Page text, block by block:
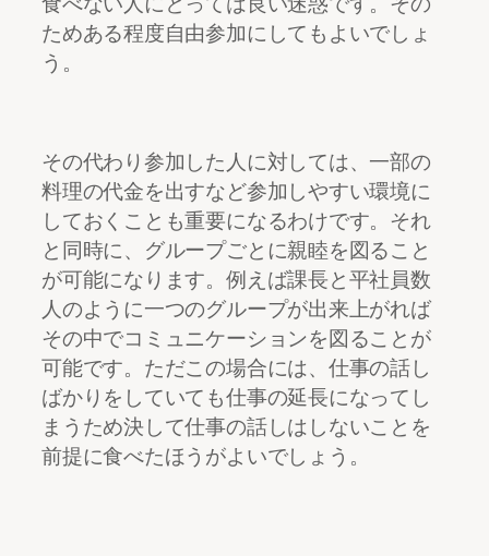
ためある程度自由参加にしてもよいでしょ
う。
その代わり参加した人に対しては、一部の
料理の代金を出すなど参加しやすい環境に
しておくことも重要になるわけです。それ
と同時に、グループごとに親睦を図ること
が可能になります。例えば課長と平社員数
人のように一つのグループが出来上がれば
その中でコミュニケーションを図ることが
可能です。ただこの場合には、仕事の話し
ばかりをしていても仕事の延長になってし
まうため決して仕事の話しはしないことを
前提に食べたほうがよいでしょう。